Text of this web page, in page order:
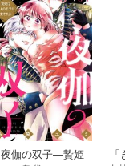
夜伽の双子―贄姫